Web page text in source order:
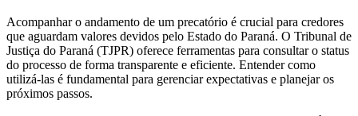
Acompanhar o andamento de um precatório é crucial para credores
que aguardam valores devidos pelo Estado do Paraná. O Tribunal de
Justiça do Paraná (TJPR) oferece ferramentas para consultar o status
do processo de forma transparente e eficiente. Entender como
utilizá-las é fundamental para gerenciar expectativas e planejar os
próximos passos.